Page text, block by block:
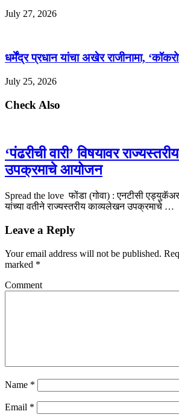
July 27, 2026
धर्मेंद्र प्रधान यांचा अखेर राजीनामा,
July 25, 2026
Check Also
‘पंढरीची वारी’ विषयावर
उपक्रमाचे आयोजन
Spread the love फोंडा (गोवा) : एनटीसी एड्युकॅअर
यांच्या वतीने राज्यस्तरीय काव्यलेखन उपक्रमाचे …
Leave a Reply
Your email address will not be published.
marked *
Comment
Name *
Email *